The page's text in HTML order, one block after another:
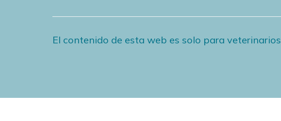
El contenido de esta web es solo para veterinarios